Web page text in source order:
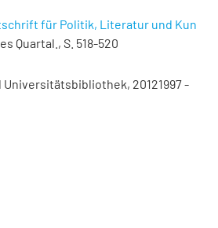
für Politik, Literatur und Kun
Quartal., S. 518-520
20121997 -